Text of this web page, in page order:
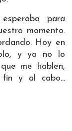
para
momento.
Hoy en
y ya no lo
me hablen,
y al cabo...